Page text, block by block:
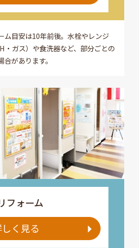
ム目安は10年前後。水栓やレンジ
・ガス）や食洗器など、部分ごとの
があります。
フォーム
く見る